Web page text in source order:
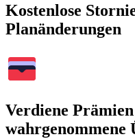
Kostenlose
Planänderungen
Verdiene
wahrgenommene